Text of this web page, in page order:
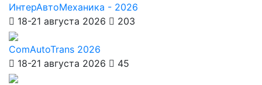
ИнтерАвтоМеханика - 2026
18-21 августа 2026
203
ComAutoTrans 2026
18-21 августа 2026
45